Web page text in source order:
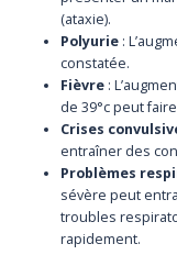
(ataxie).
Polyurie :
constatée.
Fièvre :
de 39°c peut
Crises
entraîner des
Problèmes
sévère peut
troubles
rapidement.